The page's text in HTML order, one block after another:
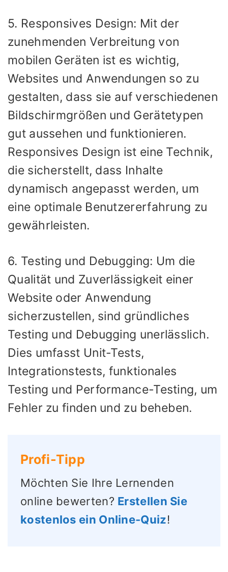
5. Responsives Design: Mit der
zunehmenden Verbreitung von
mobilen Geräten ist es wichtig,
Websites und Anwendungen so zu
gestalten, dass sie auf verschiedenen
Bildschirmgrößen und Gerätetypen
gut aussehen und funktionieren.
Responsives Design ist eine Technik,
die sicherstellt, dass Inhalte
dynamisch angepasst werden, um
eine optimale Benutzererfahrung zu
gewährleisten.
6. Testing und Debugging: Um die
Qualität und Zuverlässigkeit einer
Website oder Anwendung
sicherzustellen, sind gründliches
Testing und Debugging unerlässlich.
Dies umfasst Unit-Tests,
Integrationstests, funktionales
Testing und Performance-Testing, um
Fehler zu finden und zu beheben.
Profi-Tipp
Möchten Sie Ihre Lernenden
online bewerten? Erstellen Sie
kostenlos ein Online-Quiz!